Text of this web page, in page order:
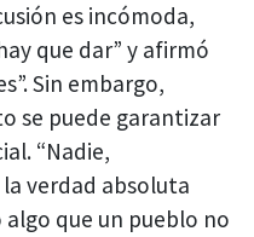
es incómoda,
que dar” y afirmó
Sin embargo,
se puede garantizar
“Nadie,
verdad absoluta
que un pueblo no